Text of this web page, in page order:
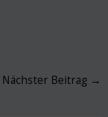
Nächster Beitrag →